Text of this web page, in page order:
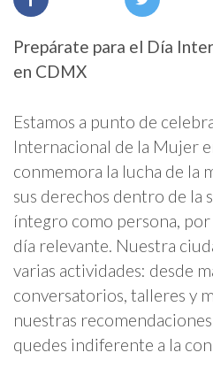
Prepárate para el Día
en CDMX
Estamos a punto de
Internacional de la Mujer
conmemora la lucha de la
sus derechos dentro de la
íntegro como persona,
día relevante. Nuestra
varias actividades: desde
conversatorios, talleres y
nuestras
quedes indiferente a la